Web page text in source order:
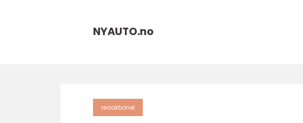
NYAUTO.no
redaktionel